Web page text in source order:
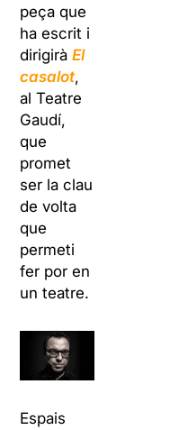
peça que
ha escrit i
dirigiràEl
casalot,
al Teatre
Gaudí,
que
promet
ser la clau
de volta
que
permeti
fer por en
un teatre.
Espais